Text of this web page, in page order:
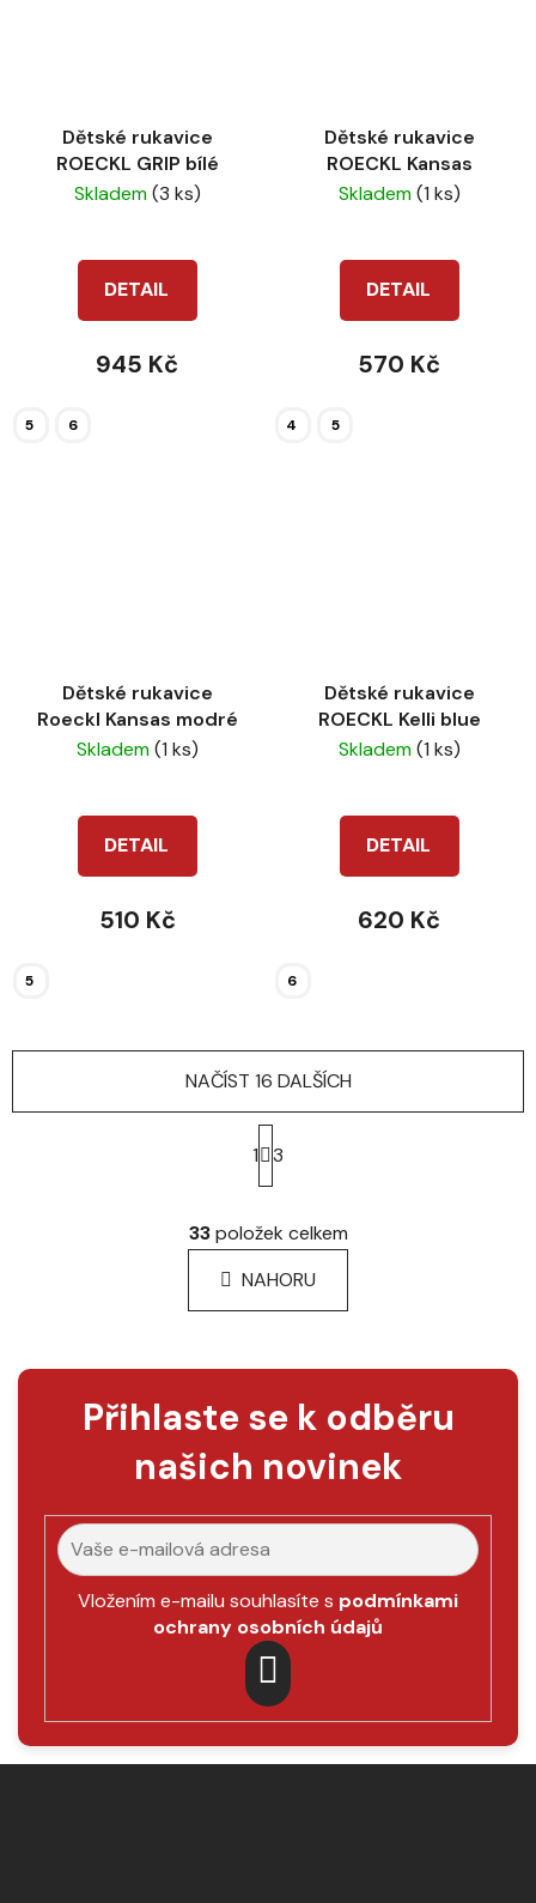
Dětské rukavice
ROECKL GRIP bílé
Skladem(3 ks)
DETAIL
945 Kč
5 6
Dětské rukavice
ROECKL Kansas
Skladem(1 ks)
DETAIL
570 Kč
4 5
Dětské rukavice
Roeckl Kansas modré
Skladem(1 ks)
DETAIL
510 Kč
5
Dětské rukavice
ROECKL Kelli blue
Skladem(1 ks)
DETAIL
620 Kč
6
O
v
l
á
í
p
r
v
k
y
v
ý
p
i
s
u
NAČÍST 16 DALŠÍCH
S
t
r
á
k
o
v
á
1 3
33položek celkem
NAHORU
Přihlaste se k odběru
našich novinek
Vložením e-mailu souhlasíte s podmínkami
ochrany osobních údajů
PŘIHLÁSIT
SE